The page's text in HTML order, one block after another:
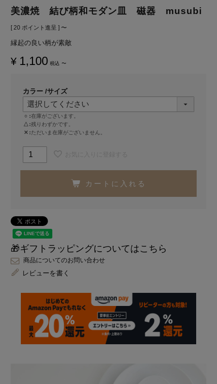
美濃焼 結び柄和モダン皿 磁器 musubi
[ 20 ポイント進呈 ] 〜
縁起の良い柄が素敵
¥ 1,100 税込 〜
カラー サイズ
○
在庫がございます。
△ 残りわずかです。
✕
ただいま在庫がございません。
カートに入れる
🎁ギフトラッピングについてはこちら
商品についてのお問い合わせ
レビューを書く